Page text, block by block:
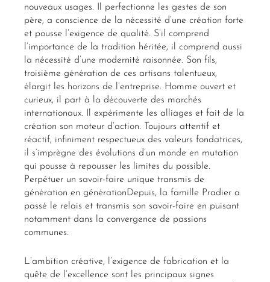
nouveaux usages. Il perfectionne les gestes de son
père, a conscience de la nécessité d’une création forte
et pousse l’exigence de qualité. S’il comprend
l’importance de la tradition héritée, il comprend aussi
la nécessité d’une modernité raisonnée. Son fils,
troisième génération de ces artisans talentueux,
élargit les horizons de l’entreprise. Homme ouvert et
curieux, il part à la découverte des marchés
internationaux. Il expérimente les alliages et fait de la
création son moteur d’action. Toujours attentif et
réactif, infiniment respectueux des valeurs fondatrices,
il s’imprègne des évolutions d’un monde en mutation
qui pousse à repousser les limites du possible.
Perpétuer un savoir-faire unique transmis de
génération en générationDepuis, la famille Pradier a
passé le relais et transmis son savoir-faire en puisant
notamment dans la convergence de passions
communes.
L’ambition créative, l’exigence de fabrication et la
quête de l’excellence sont les principaux signes